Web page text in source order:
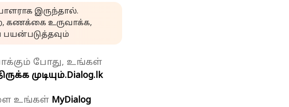
இருந்தால்.
கணக்கை உருவாக்க,
போது, உங்கள்
முடியும்.Dialog.lk
உங்கள் MyDialog